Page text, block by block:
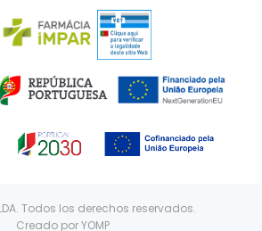
Todos los derechos reservados.
Creado porYOMP